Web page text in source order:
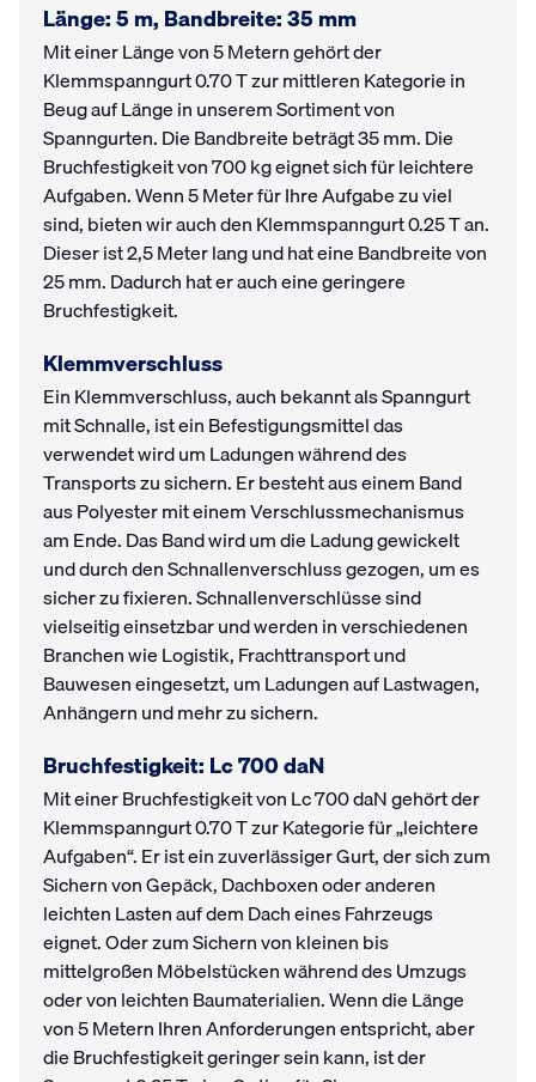
Länge: 5 m, Bandbreite: 35 mm
Mit einer Länge von 5 Metern gehört der
Klemmspanngurt 0.70 T zur mittleren Kategorie in
Beug auf Länge in unserem Sortiment von
Spanngurten. Die Bandbreite beträgt 35 mm. Die
Bruchfestigkeit von 700 kg eignet sich für leichtere
Aufgaben. Wenn 5 Meter für Ihre Aufgabe zu viel
sind, bieten wir auch den Klemmspanngurt 0.25 T an.
Dieser ist 2,5 Meter lang und hat eine Bandbreite von
25 mm. Dadurch hat er auch eine geringere
Bruchfestigkeit.
Klemmverschluss
Ein Klemmverschluss, auch bekannt als Spanngurt
mit Schnalle, ist ein Befestigungsmittel das
verwendet wird um Ladungen während des
Transports zu sichern. Er besteht aus einem Band
aus Polyester mit einem Verschlussmechanismus
am Ende. Das Band wird um die Ladung gewickelt
und durch den Schnallenverschluss gezogen, um es
sicher zu fixieren. Schnallenverschlüsse sind
vielseitig einsetzbar und werden in verschiedenen
Branchen wie Logistik, Frachttransport und
Bauwesen eingesetzt, um Ladungen auf Lastwagen,
Anhängern und mehr zu sichern.
Bruchfestigkeit: Lc 700 daN
Mit einer Bruchfestigkeit von Lc 700 daN gehört der
Klemmspanngurt 0.70 T zur Kategorie für „leichtere
Aufgaben“. Er ist ein zuverlässiger Gurt, der sich zum
Sichern von Gepäck, Dachboxen oder anderen
leichten Lasten auf dem Dach eines Fahrzeugs
eignet. Oder zum Sichern von kleinen bis
mittelgroßen Möbelstücken während des Umzugs
oder von leichten Baumaterialien. Wenn die Länge
von 5 Metern Ihren Anforderungen entspricht, aber
die Bruchfestigkeit geringer sein kann, ist der